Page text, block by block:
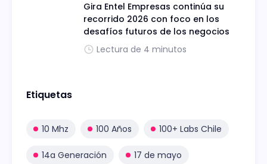
Gira Entel Empresas continúa su
recorrido 2026 con foco en los
desafíos futuros de los negocios
Lectura de 4 minutos
Etiquetas
10 Mhz 100 Años 100+ Labs Chile
14a Generación 17 de mayo